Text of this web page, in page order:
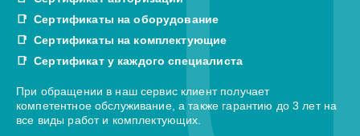
Сертификаты на оборудование
Сертификаты на комплектующие
Сертификат у каждого специалиста
При обращении в наш сервис клиент получает
компетентное обслуживание, а также гарантию до 3 лет на
все виды работ и комплектующих.